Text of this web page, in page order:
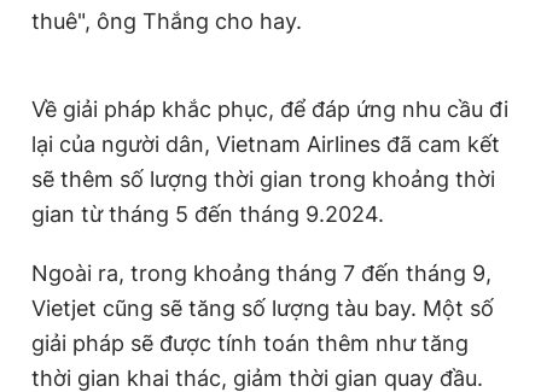
thuê", ông Thắng cho hay.
Về giải pháp khắc phục, để đáp ứng nhu cầu đi
lại của người dân, Vietnam Airlines đã cam kết
sẽ thêm số lượng thời gian trong khoảng thời
gian từ tháng 5 đến tháng 9.2024.
Ngoài ra, trong khoảng tháng 7 đến tháng 9,
Vietjet cũng sẽ tăng số lượng tàu bay. Một số
giải pháp sẽ được tính toán thêm như tăng
thời gian khai thác, giảm thời gian quay đầu.